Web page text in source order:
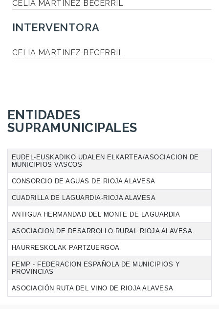
CELIA MARTINEZ BECERRIL
INTERVENTORA
CELIA MARTINEZ BECERRIL
ENTIDADES
SUPRAMUNICIPALES
EUDEL-EUSKADIKO UDALEN ELKARTEA/ASOCIACION DE
MUNICIPIOS VASCOS
CONSORCIO DE AGUAS DE RIOJA ALAVESA
CUADRILLA DE LAGUARDIA-RIOJA ALAVESA
ANTIGUA HERMANDAD DEL MONTE DE LAGUARDIA
ASOCIACION DE DESARROLLO RURAL RIOJA ALAVESA
HAURRESKOLAK PARTZUERGOA
FEMP - FEDERACION ESPAÑOLA DE MUNICIPIOS Y
PROVINCIAS
ASOCIACIÓN RUTA DEL VINO DE RIOJA ALAVESA